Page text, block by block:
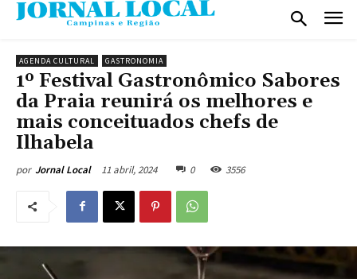
AGENDA CULTURAL GASTRONOMIA
1º Festival Gastronômico Sabores
da Praia reunirá os melhores e
mais conceituados chefs de
Ilhabela
por Jornal Local 11 abril, 2024 0 3556